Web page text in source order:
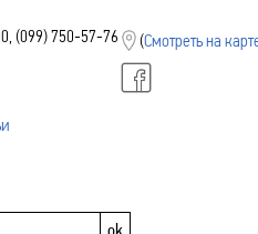
(099) 750-57-76
(Смотреть на
ok